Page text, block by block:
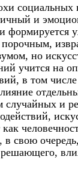
и
формируется
порочным,
но
учится на
в том
и
свою